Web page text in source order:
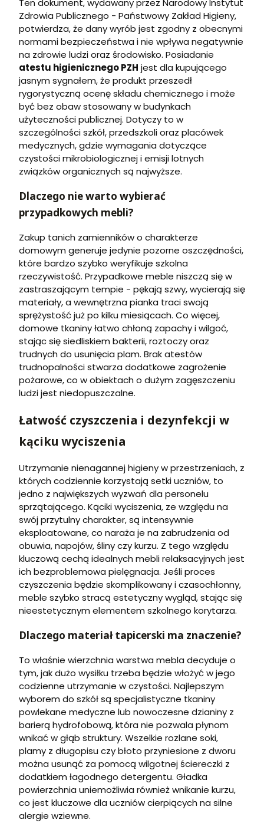
Ten dokument, wydawany przez Narodowy Instytut
Zdrowia Publicznego - Państwowy Zakład Higieny,
potwierdza, że dany wyrób jest zgodny z obecnymi
normami bezpieczeństwa i nie wpływa negatywnie
na zdrowie ludzi oraz środowisko. Posiadanie
atestu higienicznego PZH jest dla kupującego
jasnym sygnałem, że produkt przeszedł
rygorystyczną ocenę składu chemicznego i może
być bez obaw stosowany w budynkach
użyteczności publicznej. Dotyczy to w
szczególności szkół, przedszkoli oraz placówek
medycznych, gdzie wymagania dotyczące
czystości mikrobiologicznej i emisji lotnych
związków organicznych są najwyższe.
Dlaczego nie warto wybierać
przypadkowych mebli?
Zakup tanich zamienników o charakterze
domowym generuje jedynie pozorne oszczędności,
które bardzo szybko weryfikuje szkolna
rzeczywistość. Przypadkowe meble niszczą się w
zastraszającym tempie - pękają szwy, wycierają się
materiały, a wewnętrzna pianka traci swoją
sprężystość już po kilku miesiącach. Co więcej,
domowe tkaniny łatwo chłoną zapachy i wilgoć,
stając się siedliskiem bakterii, roztoczy oraz
trudnych do usunięcia plam. Brak atestów
trudnopalności stwarza dodatkowe zagrożenie
pożarowe, co w obiektach o dużym zagęszczeniu
ludzi jest niedopuszczalne.
Łatwość czyszczenia i dezynfekcji w
kąciku wyciszenia
Utrzymanie nienagannej higieny w przestrzeniach, z
których codziennie korzystają setki uczniów, to
jedno z największych wyzwań dla personelu
sprzątającego. Kąciki wyciszenia, ze względu na
swój przytulny charakter, są intensywnie
eksploatowane, co naraża je na zabrudzenia od
obuwia, napojów, śliny czy kurzu. Z tego względu
kluczową cechą idealnych mebli relaksacyjnych jest
ich bezproblemowa pielęgnacja. Jeśli proces
czyszczenia będzie skomplikowany i czasochłonny,
meble szybko stracą estetyczny wygląd, stając się
nieestetycznym elementem szkolnego korytarza.
Dlaczego materiał tapicerski ma znaczenie?
To właśnie wierzchnia warstwa mebla decyduje o
tym, jak dużo wysiłku trzeba będzie włożyć w jego
codzienne utrzymanie w czystości. Najlepszym
wyborem do szkół są specjalistyczne tkaniny
powlekane medyczne lub nowoczesne dzianiny z
barierą hydrofobową, która nie pozwala płynom
wnikać w głąb struktury. Wszelkie rozlane soki,
plamy z długopisu czy błoto przyniesione z dworu
można usunąć za pomocą wilgotnej ściereczki z
dodatkiem łagodnego detergentu. Gładka
powierzchnia uniemożliwia również wnikanie kurzu,
co jest kluczowe dla uczniów cierpiących na silne
alergie wziewne.